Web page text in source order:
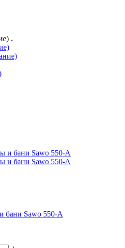
бани Sawo 550-A